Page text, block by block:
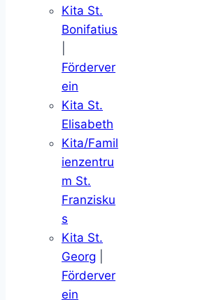
Kita St.
Bonifatius
Förderver
ein
Kita St.
Elisabeth
Kita/Famil
ienzentru
m St.
Franzisku
s
Kita St.
Georg
Förderver
ein